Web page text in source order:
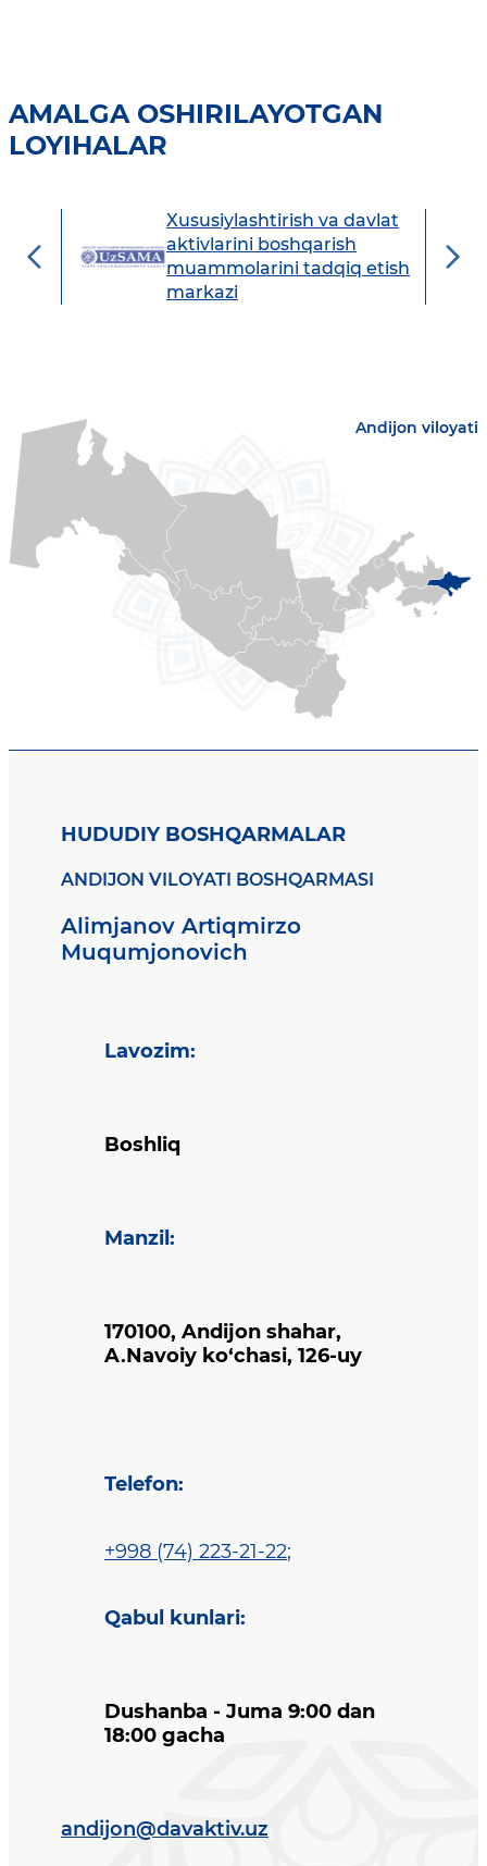
AMALGA OSHIRILAYOTGAN
LOYIHALAR
Xususiylashtirish va davlat
aktivlarini boshqarish
muammolarini tadqiq etish
markazi
Andijon viloyati
HUDUDIY BOSHQARMALAR
ANDIJON VILOYATI BOSHQARMASI
Alimjanov Artiqmirzo
Muqumjonovich
Lavozim:
Boshliq
Manzil :
170100, Andijon shahar,
A.Navoiy ko‘chasi, 126-uy
Telefon:
+998 (74) 223-21-22;
Qabul kunlari:
Dushanba - Juma 9:00 dan
18:00 gacha
andijon@davaktiv.uz